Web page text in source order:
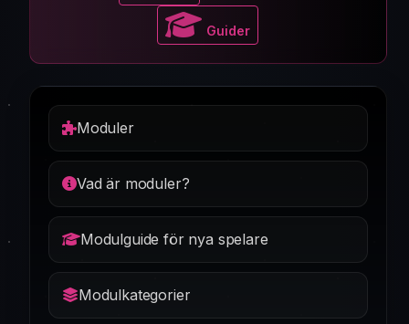
Guider
Moduler
Vad är moduler?
Modulguide för nya spelare
Modulkategorier